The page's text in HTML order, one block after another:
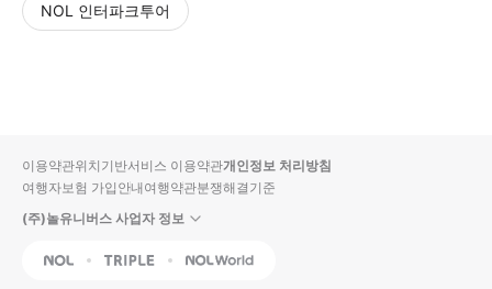
NOL 인터파크투어
입니
다.
순
상
이용약관위치기반서비스 이용약관개인정보 처리방침
여행자보험 가입안내여행약관분쟁해결기준
(주)놀유니버스 사업자 정보
NOL Triple Interpark Global